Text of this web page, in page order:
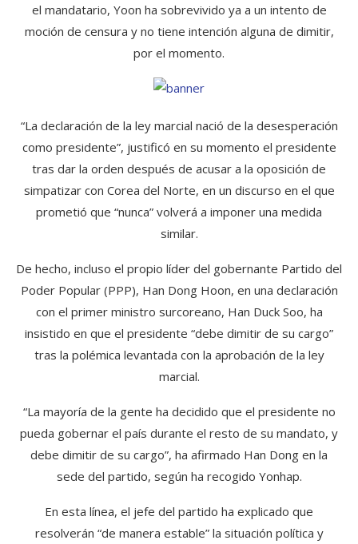
el mandatario, Yoon ha sobrevivido ya a un intento de
moción de censura y no tiene intención alguna de dimitir,
por el momento.
“La declaración de la ley marcial nació de la desesperación
como presidente”, justificó en su momento el presidente
tras dar la orden después de acusar a la oposición de
simpatizar con Corea del Norte, en un discurso en el que
prometió que “nunca” volverá a imponer una medida
similar.
De hecho, incluso el propio líder del gobernante Partido del
Poder Popular (PPP), Han Dong Hoon, en una declaración
con el primer ministro surcoreano, Han Duck Soo, ha
insistido en que el presidente “debe dimitir de su cargo”
tras la polémica levantada con la aprobación de la ley
marcial.
“La mayoría de la gente ha decidido que el presidente no
pueda gobernar el país durante el resto de su mandato, y
debe dimitir de su cargo”, ha afirmado Han Dong en la
sede del partido, según ha recogido Yonhap.
En esta línea, el jefe del partido ha explicado que
resolverán “de manera estable” la situación política y